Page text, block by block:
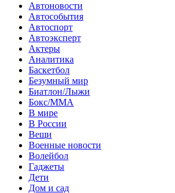
Автоновости
Автособытия
Автоспорт
Автоэксперт
Актеры
Аналитика
Баскетбол
Безумный мир
Биатлон/Лыжи
Бокс/MMA
В мире
В России
Вещи
Военные новости
Волейбол
Гаджеты
Дети
Дом и сад